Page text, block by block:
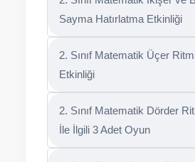
2. Sınıf Matematik İkişer ve
Sayma Hatırlatma Etkinliği
2. Sınıf Matematik Üçer
Etkinliği
2. Sınıf Matematik Dörder
İle İlgili 3 Adet Oyun